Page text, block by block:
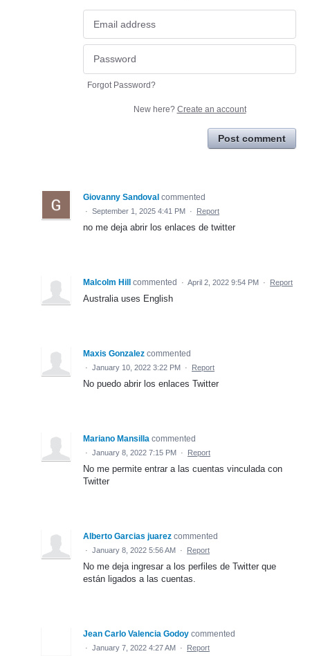
Forgot Password?
New here? Create an account
Post comment
Giovanny Sandoval commented
· September 1, 2025 4:41 PM · Report
no me deja abrir los enlaces de twitter
Malcolm Hill commented · April 2, 2022 9:54 PM · Report
Australia uses English
Maxis Gonzalez commented
· January 10, 2022 3:22 PM · Report
No puedo abrir los enlaces Twitter
Mariano Mansilla commented
· January 8, 2022 7:15 PM · Report
No me permite entrar a las cuentas vinculada con
Twitter
Alberto Garcias juarez commented
· January 8, 2022 5:56 AM · Report
No me deja ingresar a los perfiles de Twitter que
están ligados a las cuentas.
Jean Carlo Valencia Godoy commented
· January 7, 2022 4:27 AM · Report